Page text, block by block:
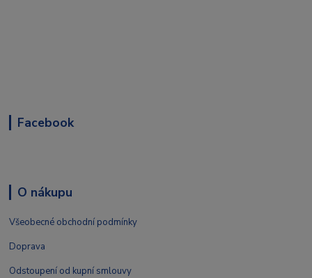
Facebook
O nákupu
Všeobecné obchodní podmínky
Doprava
Odstoupení od kupní smlouvy